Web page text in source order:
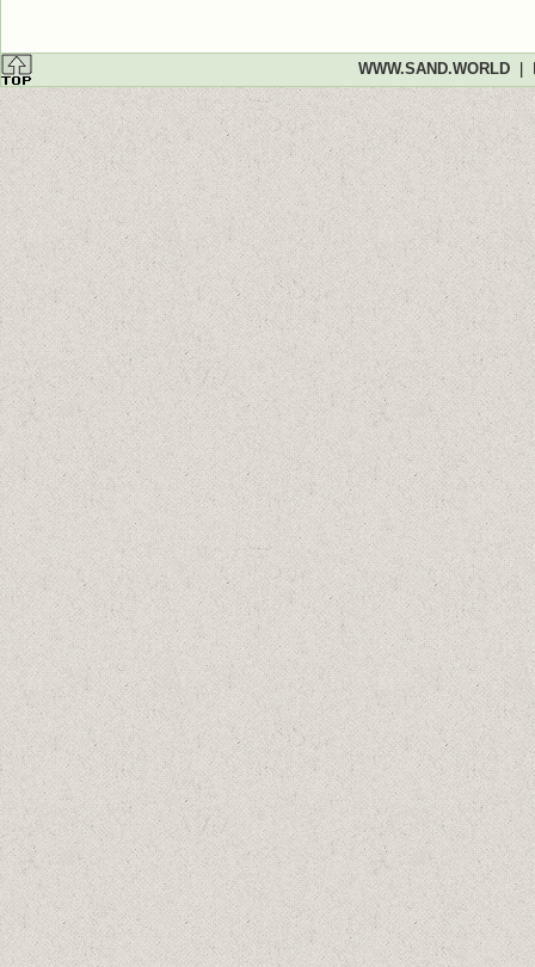
WWW.SAND.WORLD|